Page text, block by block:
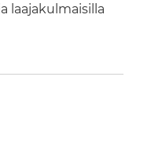
laajakulmaisilla